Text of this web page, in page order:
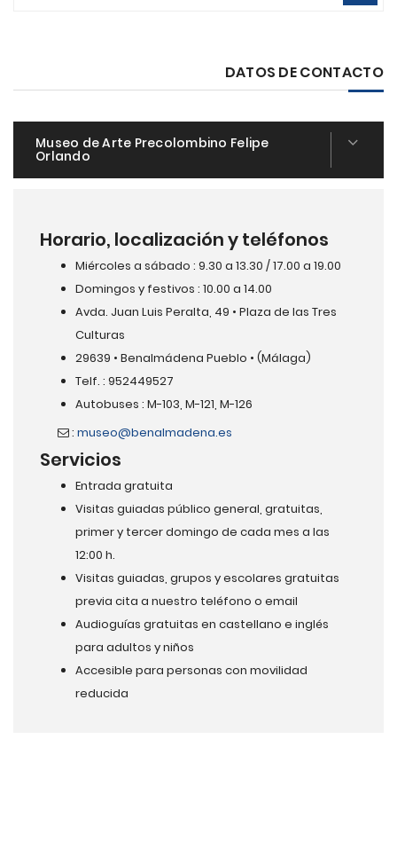
DATOS DE CONTACTO
Museo de Arte Precolombino Felipe
Orlando
Horario, localización y teléfonos
Miércoles a sábado : 9.30 a 13.30 / 17.00 a 19.00
Domingos y festivos : 10.00 a 14.00
Avda. Juan Luis Peralta, 49 • Plaza de las Tres
Culturas
29639 • Benalmádena Pueblo • (Málaga)
Telf. : 952449527
Autobuses : M-103, M-121, M-126
: museo@benalmadena.es
Servicios
Entrada gratuita
Visitas guiadas público general, gratuitas,
primer y tercer domingo de cada mes a las
12:00 h.
Visitas guiadas, grupos y escolares gratuitas
previa cita a nuestro teléfono o email
Audioguías gratuitas en castellano e inglés
para adultos y niños
Accesible para personas con movilidad
reducida